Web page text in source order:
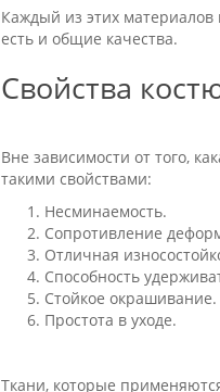
Каждый из этих материалов
есть и общие качества.
Свойства
Вне зависимости от того,
такими свойствами:
Несминаемость.
Сопротивление
Отличная
Способность
Стойкое окрашивание.
Простота в уходе.
Ткани, которые